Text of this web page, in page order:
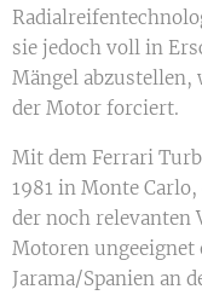
sie jedoch voll in
Mängel
der Motor forciert.
Mit dem Ferrari
1981 in Monte
der noch relevanten
Motoren ungeeignet
Jarama/Spanien an